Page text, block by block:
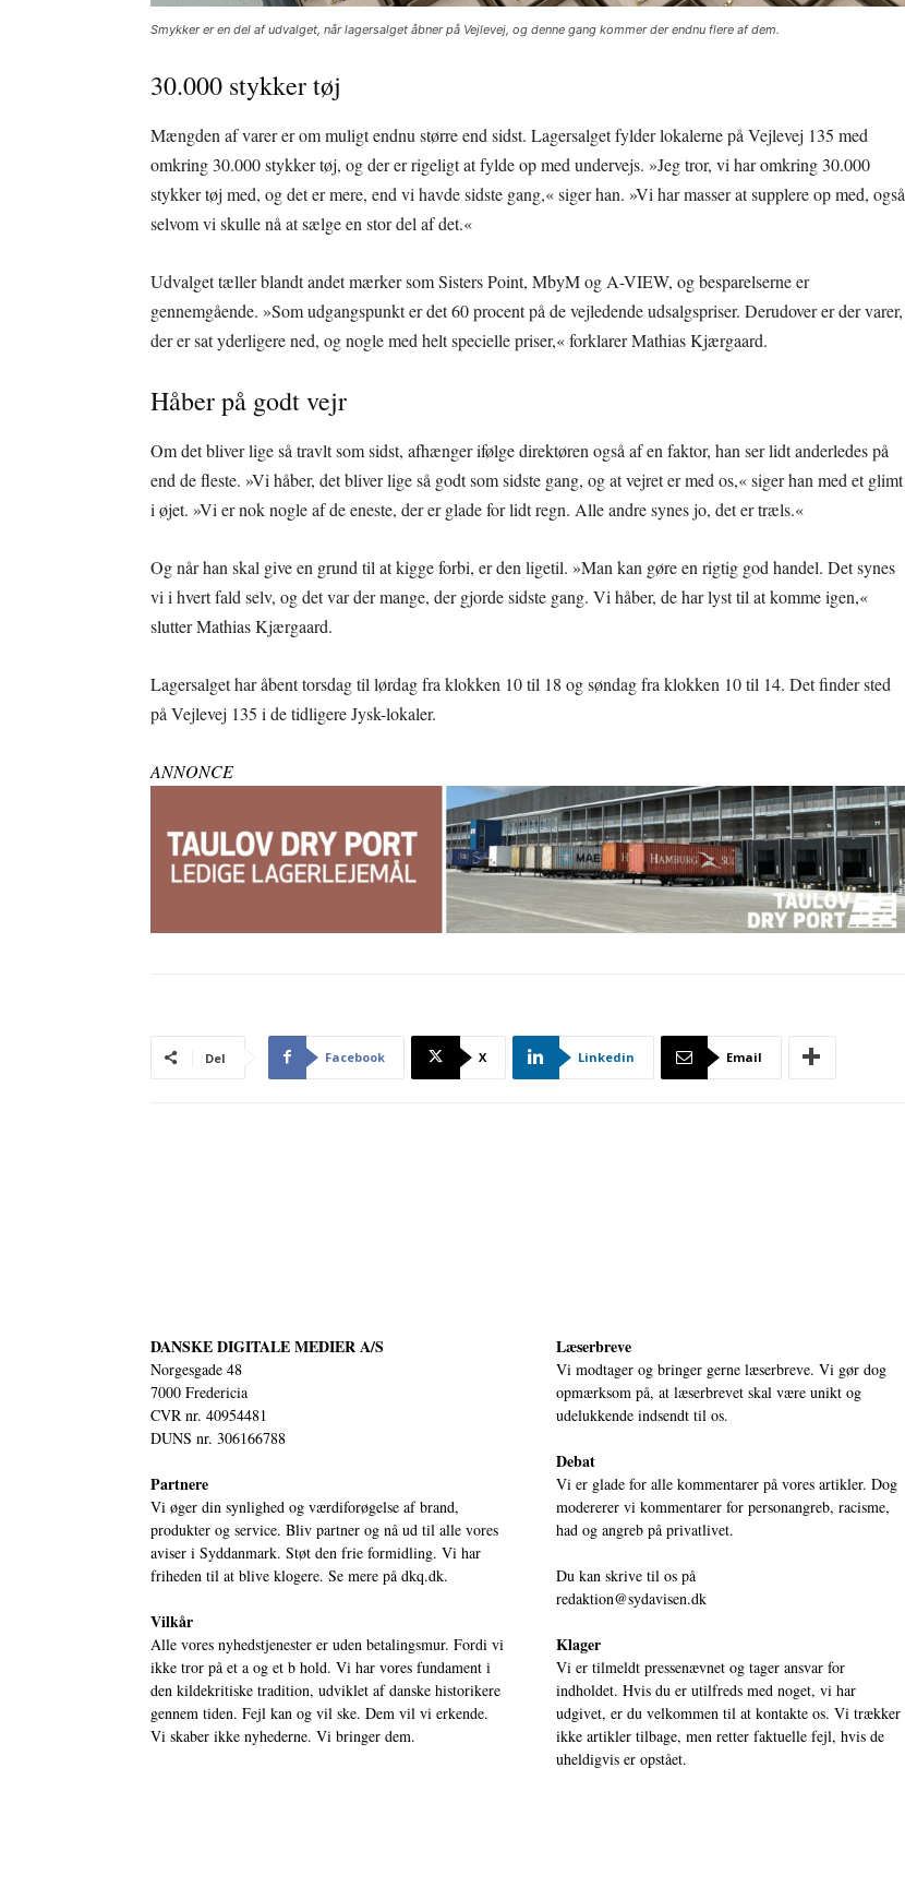
Smykker er en del af udvalget, når lagersalget åbner på Vejlevej, og denne gang kommer der endnu flere af dem.
30.000 stykker tøj
Mængden af varer er om muligt endnu større end sidst. Lagersalget fylder lokalerne på Vejlevej 135 med
omkring 30.000 stykker tøj, og der er rigeligt at fylde op med undervejs. »Jeg tror, vi har omkring 30.000
stykker tøj med, og det er mere, end vi havde sidste gang,« siger han. »Vi har masser at supplere op med, også
selvom vi skulle nå at sælge en stor del af det.«
Udvalget tæller blandt andet mærker som Sisters Point, MbyM og A-VIEW, og besparelserne er
gennemgående. »Som udgangspunkt er det 60 procent på de vejledende udsalgspriser. Derudover er der varer,
der er sat yderligere ned, og nogle med helt specielle priser,« forklarer Mathias Kjærgaard.
Håber på godt vejr
Om det bliver lige så travlt som sidst, afhænger ifølge direktøren også af en faktor, han ser lidt anderledes på
end de fleste. »Vi håber, det bliver lige så godt som sidste gang, og at vejret er med os,« siger han med et glimt
i øjet. »Vi er nok nogle af de eneste, der er glade for lidt regn. Alle andre synes jo, det er træls.«
Og når han skal give en grund til at kigge forbi, er den ligetil. »Man kan gøre en rigtig god handel. Det synes
vi i hvert fald selv, og det var der mange, der gjorde sidste gang. Vi håber, de har lyst til at komme igen,«
slutter Mathias Kjærgaard.
Lagersalget har åbent torsdag til lørdag fra klokken 10 til 18 og søndag fra klokken 10 til 14. Det finder sted
på Vejlevej 135 i de tidligere Jysk-lokaler.
ANNONCE
Del Facebook X Linkedin Email
DANSKE DIGITALE MEDIER A/S
Norgesgade 48
7000 Fredericia
CVR nr. 40954481
DUNS nr. 306166788
Partnere
Vi øger din synlighed og værdiforøgelse af brand,
produkter og service. Bliv partner og nå ud til alle vores
aviser i Syddanmark. Støt den frie formidling. Vi har
friheden til at blive klogere. Se mere på dkq.dk.
Vilkår
Alle vores nyhedstjenester er uden betalingsmur. Fordi vi
ikke tror på et a og et b hold. Vi har vores fundament i
den kildekritiske tradition, udviklet af danske historikere
gennem tiden. Fejl kan og vil ske. Dem vil vi erkende.
Vi skaber ikke nyhederne. Vi bringer dem.
Læserbreve
Vi modtager og bringer gerne læserbreve. Vi gør dog
opmærksom på, at læserbrevet skal være unikt og
udelukkende indsendt til os.
Debat
Vi er glade for alle kommentarer på vores artikler. Dog
modererer vi kommentarer for personangreb, racisme,
had og angreb på privatlivet.
Du kan skrive til os på
redaktion@sydavisen.dk
Klager
Vi er tilmeldt pressenævnet og tager ansvar for
indholdet. Hvis du er utilfreds med noget, vi har
udgivet, er du velkommen til at kontakte os. Vi trækker
ikke artikler tilbage, men retter faktuelle fejl, hvis de
uheldigvis er opstået.